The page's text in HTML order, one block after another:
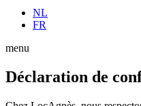
NL
FR
menu
Déclaration de